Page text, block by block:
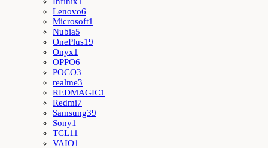
Lenovo6
Microsoft1
Nubia5
OnePlus19
Onyx1
OPPO6
POCO3
realme3
REDMAGIC1
Redmi7
Samsung39
Sony1
TCL11
VAIO1